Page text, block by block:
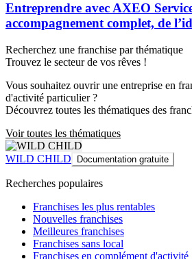
Entreprendre avec AXEO
accompagnement complet, de
Recherchez une franchise par thématique
Trouvez le secteur de vos rêves !
Vous souhaitez ouvrir une entreprise en
d'activité particulier ?
Découvrez toutes les thématiques des
Voir toutes les thématiques
WILD CHILD Documentation gratuite
Recherches populaires
Franchises les plus rentables
Nouvelles franchises
Meilleures franchises
Franchises sans local
Franchises en complément d'activité